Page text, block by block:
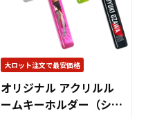
ズマーケットの缶バッジは
サテン地（梨地）の高級感
のある裏面加工で、キズ、
汚れ、サビに強い仕様で
す。さらに、すべて国内生
産の安心クオリティですの
大ロット注文で最安価格
オリジナル アクリルル
ームキーホルダー（ショ